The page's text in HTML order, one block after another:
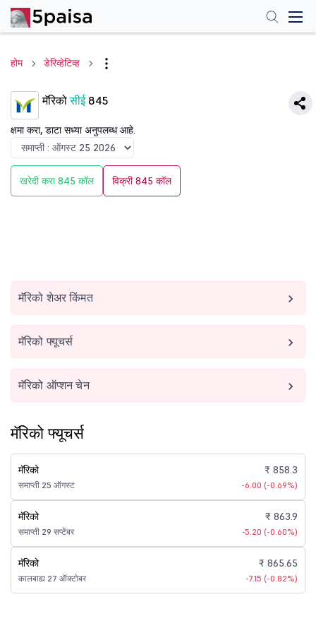
होम डेरिव्हेटिव्ह
मॅरिकोसीई845
क्षमा करा, डाटा सध्या अनुपलब्ध आहे.
खरेदी करा 845 कॉल विक्री 845 कॉल
मॅरिको शेअर किंमत
मॅरिको फ्यूचर्स
मॅरिको ऑप्शन चेन
मॅरिको फ्यूचर्स
मॅरिको
समाप्ती 25 ऑगस्ट
₹ 858.3
-6.00 (-0.69%)
मॅरिको
समाप्ती 29 सप्टेंबर
₹ 863.9
-5.20 (-0.60%)
मॅरिको
कालबाह्य 27 ऑक्टोबर
₹ 865.65
-7.15 (-0.82%)